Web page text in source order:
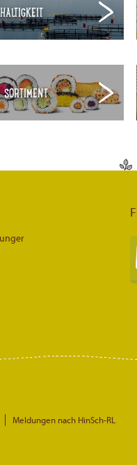
Meldungen nach HinSch-RL